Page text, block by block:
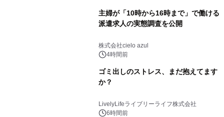
主婦が「10時から16時まで」で働ける
派遣求人の実態調査を公開
株式会社cielo azul
4時間前
ゴミ出しのストレス、まだ抱えてます
か？
LivelyLifeライブリーライフ株式会社
6時間前